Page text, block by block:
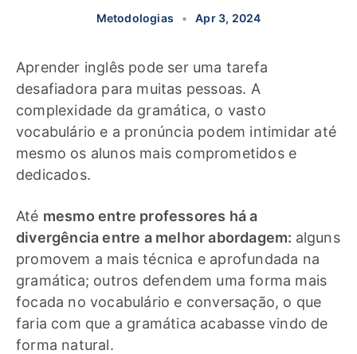
Metodologias • Apr 3, 2024
Aprender inglês pode ser uma tarefa
desafiadora para muitas pessoas. A
complexidade da gramática, o vasto
vocabulário e a pronúncia podem intimidar até
mesmo os alunos mais comprometidos e
dedicados.
Até mesmo entre professores há a
divergência entre a melhor abordagem: alguns
promovem a mais técnica e aprofundada na
gramática; outros defendem uma forma mais
focada no vocabulário e conversação, o que
faria com que a gramática acabasse vindo de
forma natural.